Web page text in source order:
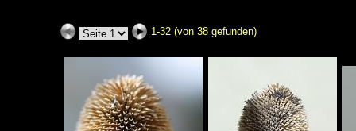
1-32 (von 38 gefunden)